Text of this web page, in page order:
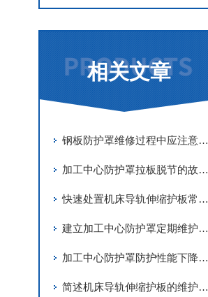
相关文章
钢板防护罩维修过程中应注意事项分享
加工中心防护罩拉板脱节的故障解决措施
快速处置机床导轨伸缩护板常见故障是保障机床稳定运行的关键
建立加工中心防护罩定期维护机制是保障内部洁净的核心举措
加工中心防护罩防护性能下降问题的深度排查
简述机床导轨伸缩护板的维护保养要点